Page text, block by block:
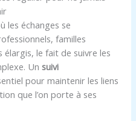
les échanges se
familles
élargis, le fait de suivre les
Unsuivi
pour maintenir les liens
que l’on porte à ses